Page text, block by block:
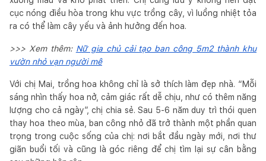
cục nóng điều hòa trong khu vực trồng cây, vì luồng nhiệt tỏa
ra có thể làm cây yếu và ảnh hưởng đến hoa.
>>> Xem thêm: Nữ gia chủ cải tạo ban công 5m2 thành khu
vườn nhỏ vạn người mê
Với chị Mai, trồng hoa không chỉ là sở thích làm đẹp nhà. “Mỗi
sáng nhìn thấy hoa nở, cảm giác rất dễ chịu, như có thêm năng
lượng cho cả ngày”, chị chia sẻ. Sau 5-6 năm duy trì thói quen
thay hoa theo mùa, ban công nhỏ đã trở thành một phần quan
trọng trong cuộc sống của chị: nơi bắt đầu ngày mới, nơi thư
giãn buổi tối và cũng là góc riêng để chị tìm lại sự cân bằng